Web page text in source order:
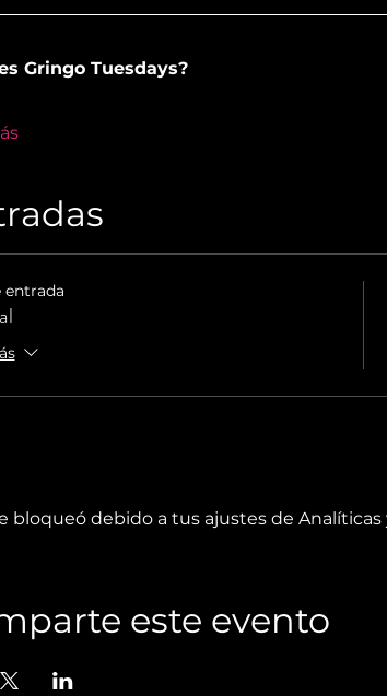
Gringo Tuesdays?
entrada
bloqueó debido a tus ajustes de
este evento